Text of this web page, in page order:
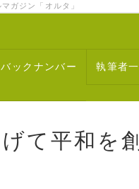
ジン「オルタ」
バックナンバー 執筆者
て平和を